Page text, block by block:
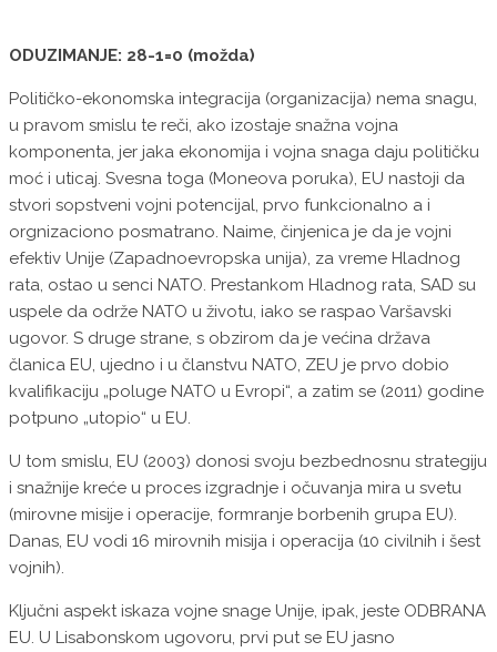
ODUZIMANJE: 28-1=0 (možda)
Političko-ekonomska integracija (organizacija) nema snagu,
u pravom smislu te reči, ako izostaje snažna vojna
komponenta, jer jaka ekonomija i vojna snaga daju političku
moć i uticaj. Svesna toga (Moneova poruka), EU nastoji da
stvori sopstveni vojni potencijal, prvo funkcionalno a i
orgnizaciono posmatrano. Naime, činjenica je da je vojni
efektiv Unije (Zapadnoevropska unija), za vreme Hladnog
rata, ostao u senci NATO. Prestankom Hladnog rata, SAD su
uspele da održe NATO u životu, iako se raspao Varšavski
ugovor. S druge strane, s obzirom da je većina država
članica EU, ujedno i u članstvu NATO, ZEU je prvo dobio
kvalifikaciju „poluge NATO u Evropi“, a zatim se (2011) godine
potpuno „utopio“ u EU.
U tom smislu, EU (2003) donosi svoju bezbednosnu strategiju
i snažnije kreće u proces izgradnje i očuvanja mira u svetu
(mirovne misije i operacije, formranje borbenih grupa EU).
Danas, EU vodi 16 mirovnih misija i operacija (10 civilnih i šest
vojnih).
Ključni aspekt iskaza vojne snage Unije, ipak, jeste ODBRANA
EU. U Lisabonskom ugovoru, prvi put se EU jasno